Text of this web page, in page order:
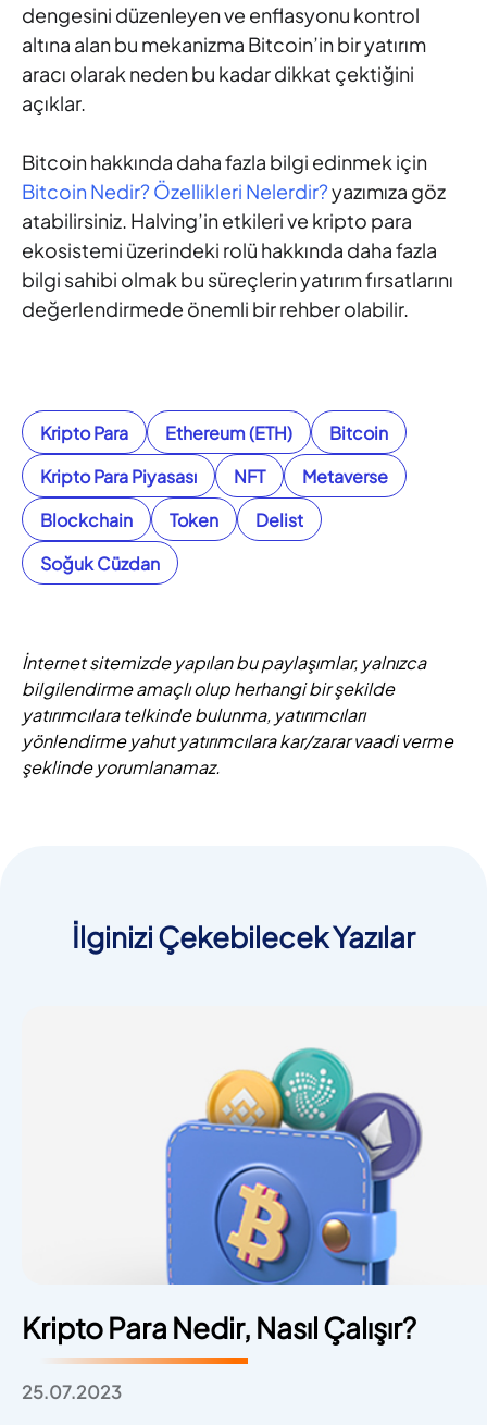
dengesini düzenleyen ve enflasyonu kontrol
altına alan bu mekanizma Bitcoin’in bir yatırım
aracı olarak neden bu kadar dikkat çektiğini
açıklar.
Bitcoin hakkında daha fazla bilgi edinmek için
Bitcoin Nedir? Özellikleri Nelerdir?yazımıza göz
atabilirsiniz. Halving’in etkileri ve kripto para
ekosistemi üzerindeki rolü hakkında daha fazla
bilgi sahibi olmak bu süreçlerin yatırım fırsatlarını
değerlendirmede önemli bir rehber olabilir.
Kripto Para Ethereum (ETH)
Bitcoin
Kripto Para Piyasası
NFT
Metaverse
Blockchain
Token
Delist
Soğuk Cüzdan
İnternet sitemizde yapılan bu paylaşımlar, yalnızca
bilgilendirme amaçlı olup herhangi bir şekilde
yatırımcılara telkinde bulunma, yatırımcıları
yönlendirme yahut yatırımcılara kar/zarar vaadi verme
şeklinde yorumlanamaz.
İlginizi Çekebilecek Yazılar
Kripto Para Nedir, Nasıl Çalışır?
25.07.2023